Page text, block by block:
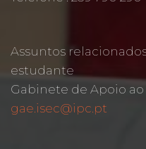
Assuntos
estudante
Gabinete de Apoio
gae.isec@ipc.pt